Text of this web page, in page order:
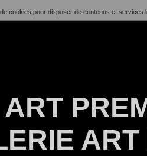
cookies pour disposer de contenus et services
ART